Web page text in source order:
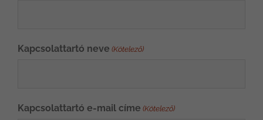
Kapcsolattartó neve (Kötelező)
Kapcsolattartó e-mail címe (Kötelező)